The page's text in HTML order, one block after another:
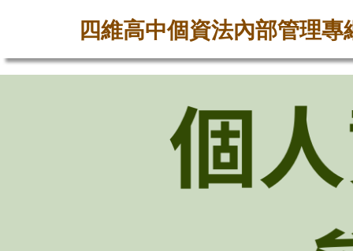
四維高中個資法內部管理專